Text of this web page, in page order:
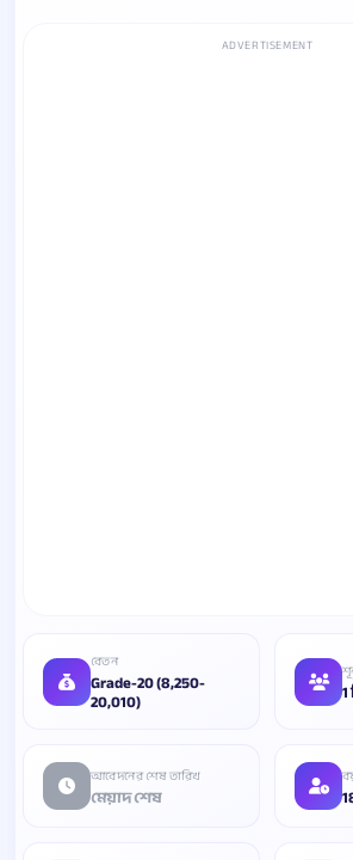
ADVERTISEMENT
বেতন
Grade-20 (8,250-
20,010)
আবেদনের শেষ তারিখ
মেয়াদ শেষ